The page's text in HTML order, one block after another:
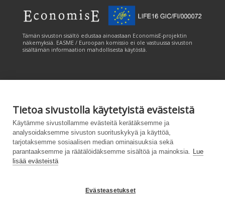
Tietoa sivustolla käytetyistä evästeistä
Käytämme sivustollamme evästeitä kerätäksemme ja
analysoidaksemme sivuston suorituskykyä ja käyttöä,
tarjotaksemme sosiaalisen median ominaisuuksia sekä
parantaaksemme ja räätälöidäksemme sisältöä ja mainoksia. Lue
lisää evästeistä
Evästeasetukset
Tämän sivuston sisältö edustaa ainoastaan EconomisE-projektin
näkemyksiä. EASME / Euroopan komissio ei ole vastuussa sivuston
sisältämän informaation mahdollisesta käytöstä.
Tämän sivuston tuottamiseen on saatu rahoitusta Euroopan unionin
LIFE-ohjelmasta. Tämän sivuston sisältö edustaa ainoastaan
CANEMURE-hankkeen näkemyksiä ja EASME/EU:n komissio ei ole
vastuussa sivuston sisältämän informaation mahdollisesta käytöstä.